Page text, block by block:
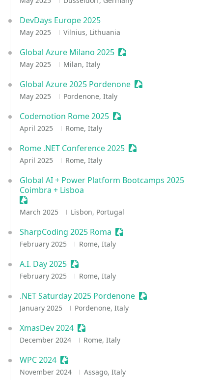
DevDays Europe 2025
May 2025 Vilnius, Lithuania
Global Azure Milano 2025 Sessionize Event
May 2025 Milan, Italy
Global Azure 2025 Pordenone Sessionize Event
May 2025 Pordenone, Italy
Codemotion Rome 2025 Sessionize Event
April 2025 Rome, Italy
Rome .NET Conference 2025 Sessionize Event
April 2025 Rome, Italy
Global AI + Power Platform Bootcamps 2025
Coimbra + Lisboa
Sessionize Event
March 2025 Lisbon, Portugal
SharpCoding 2025 Roma Sessionize Event
February 2025 Rome, Italy
A.I. Day 2025 Sessionize Event
February 2025 Rome, Italy
.NET Saturday 2025 Pordenone Sessionize Event
January 2025 Pordenone, Italy
XmasDev 2024 Sessionize Event
December 2024 Rome, Italy
WPC 2024 Sessionize Event
November 2024 Assago, Italy